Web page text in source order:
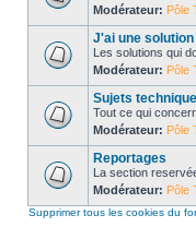
Modérateur: Pôle
J'ai une solution
Les solutions qui
Modérateur: Pôle
Sujets
Tout ce qui
Modérateur: Pôle
Reportages
La section
Modérateur: Pôle
Supprimer tous les cookies du